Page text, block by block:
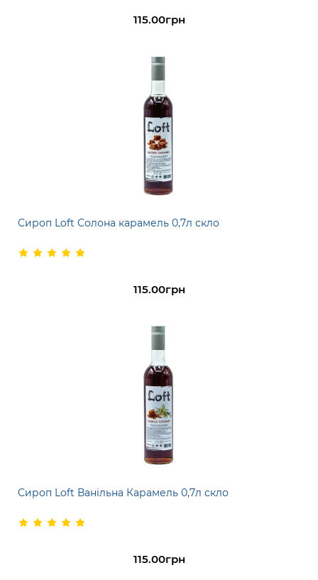
115.00грн
Сироп Loft Солона карамель 0,7л скло
115.00грн
Сироп Loft Ванільна Карамель 0,7л скло
115.00грн